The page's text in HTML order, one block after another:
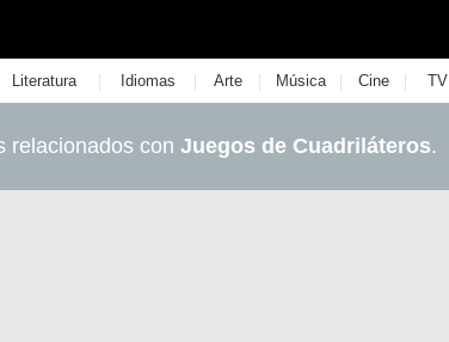
Literatura | Idiomas | Arte | Música | Cine | TV
relacionados con Juegos de Cuadriláteros.